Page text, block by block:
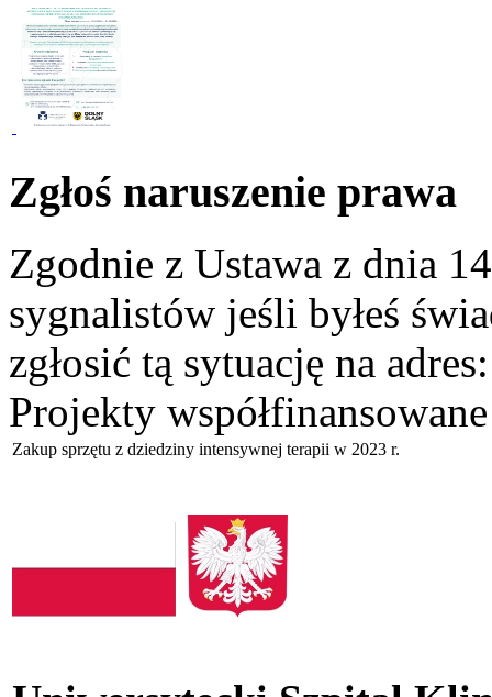
Zgłoś naruszenie prawa
Zgodnie z Ustawa z dnia
sygnalistów jeśli byłeś
zgłosić tą sytuację na
Projekty
Zakup sprzętu z dziedziny intensywnej terapii w 2023 r.